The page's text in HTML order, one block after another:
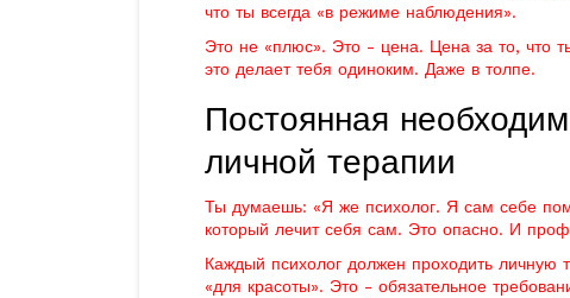
что ты всегда «в режиме наблюдения».
Это не «плюс». Это - цена. Цена за то, что
это делает тебя одиноким. Даже в толпе.
Постоянная
личной терапии
Ты думаешь: «Я же психолог. Я сам себе
который лечит себя сам. Это опасно. И
Каждый психолог должен проходить
«для красоты». Это - обязательное